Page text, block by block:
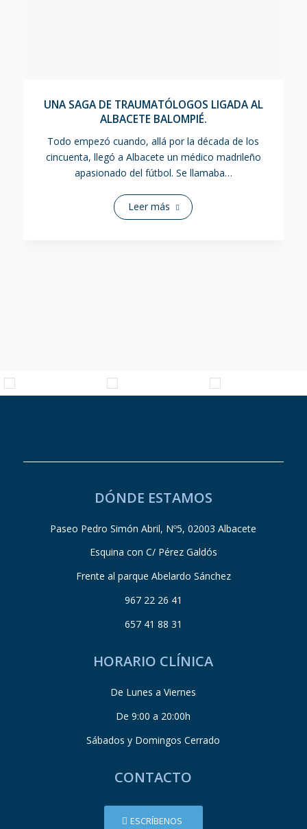
UNA SAGA DE TRAUMATÓLOGOS LIGADA AL
ALBACETE BALOMPIÉ.
Todo empezó cuando, allá por la década de los
cincuenta, llegó a Albacete un médico madrileño
apasionado del fútbol. Se llamaba…
Leer más
DÓNDE ESTAMOS
Paseo Pedro Simón Abril, Nº5, 02003 Albacete
Esquina con C/ Pérez Galdós
Frente al parque Abelardo Sánchez
967 22 26 41
657 41 88 31
HORARIO CLÍNICA
De Lunes a Viernes
De 9:00 a 20:00h
Sábados y Domingos Cerrado
CONTACTO
ESCRÍBENOS